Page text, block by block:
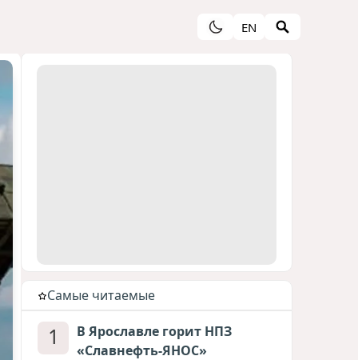
EN
Cамые читаемые
1
В Ярославле горит НПЗ
«Славнефть-ЯНОС»